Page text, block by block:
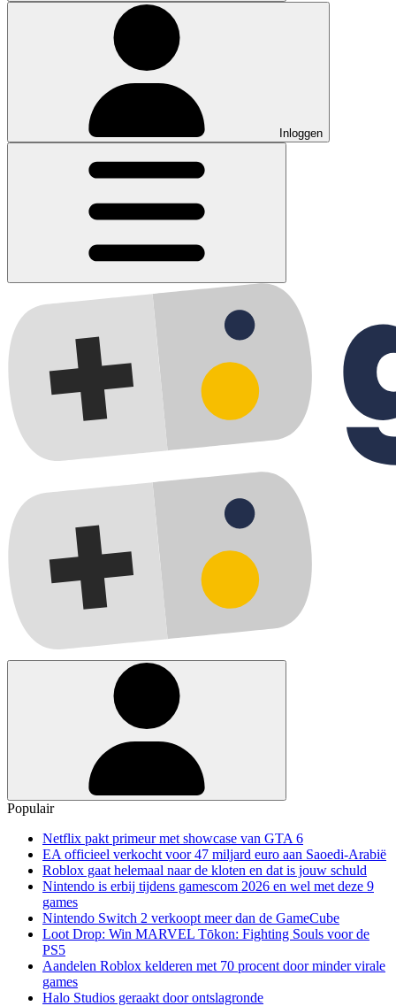
Inloggen
Populair
Netflix pakt primeur met showcase van GTA 6
EA officieel verkocht voor 47 miljard euro aan Saoedi-Arabië
Roblox gaat helemaal naar de kloten en dat is jouw schuld
Nintendo is erbij tijdens gamescom 2026 en wel met deze 9
games
Nintendo Switch 2 verkoopt meer dan de GameCube
Loot Drop: Win MARVEL Tōkon: Fighting Souls voor de
PS5
Aandelen Roblox kelderen met 70 procent door minder virale
games
Halo Studios geraakt door ontslagronde